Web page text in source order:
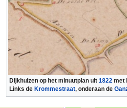
Dijkhuizen op het minuutplan uit 1822 met
Links de Krommestraat, onderaan de